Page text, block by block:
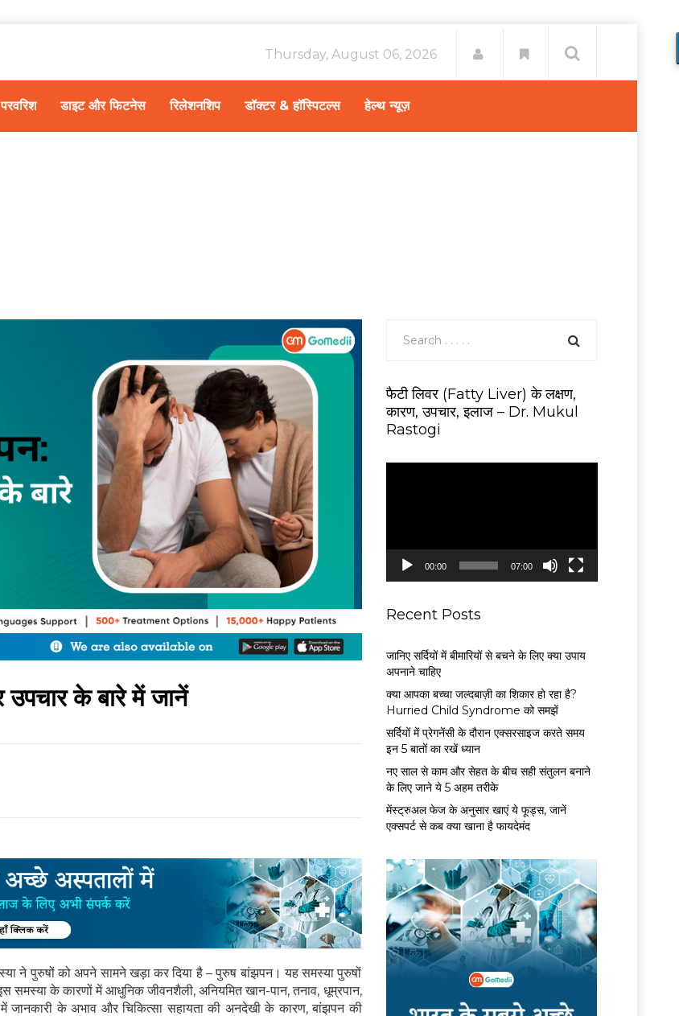
Thursday, August 06, 2026
डाइट और फिटनेस रिलेशनशिप डॉक्टर & हॉस्पिटल्स हेल्थ न्यूज़
के बारे में जानें
ने पुरुषों को अपने सामने खड़ा कर दिया है – पुरुष बांझपन। यह समस्या पुरुषों
के कारणों में आधुनिक जीवनशैली, अनियमित खान-पान, तनाव, धूम्रपान,
जानकारी के अभाव और चिकित्सा सहायता की अनदेखी के कारण, बांझपन की
फैटी लिवर (Fatty Liver) के लक्षण,
कारण, उपचार, इलाज – Dr. Mukul
Rastogi
y
00:00 07:00
Recent Posts
जानिए सर्दियों में बीमारियों से बचने के लिए क्या उपाय
अपनाने चाहिए
क्या आपका बच्चा जल्दबाज़ी का शिकार हो रहा है?
Hurried Child Syndrome को समझें
सर्द‍ियों में प्रेगनेंसी के दौरान एक्सरसाइज करते समय
इन 5 बातों का रखें ध्यान
नए साल से काम और सेहत के बीच सही संतुलन बनाने
के लिए जाने ये 5 अहम तरीके
मेंस्ट्रुअल फेज के अनुसार खाएं ये फूड्स, जानें
एक्सपर्ट से कब क्या खाना है फायदेमंद